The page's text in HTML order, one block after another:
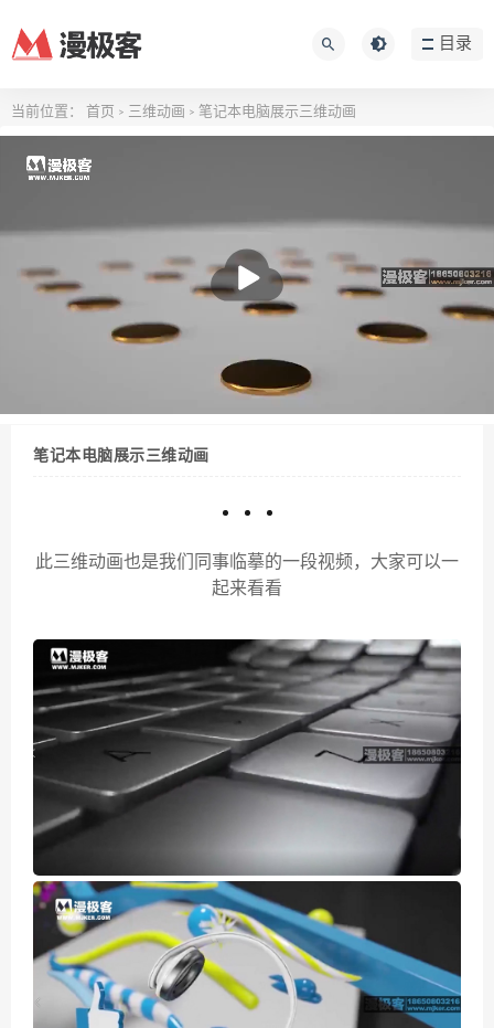
目录
当前位置： 首页 > 三维动画 > 笔记本电脑展示三维动画
放
笔记本电脑展示三维动画
此三维动画也是我们同事临摹的一段视频，大家可以一
起来看看